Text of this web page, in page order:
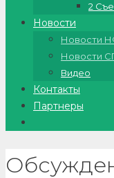
2
Новости
Новости
Новости
Видео
Контакты
Партнеры